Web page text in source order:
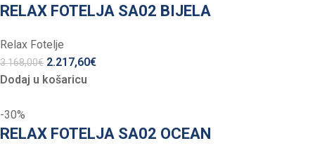
RELAX FOTELJA SA02 BIJELA
Relax Fotelje
3.168,00€ 2.217,60€
Dodaj u košaricu
-30%
RELAX FOTELJA SA02 OCEAN